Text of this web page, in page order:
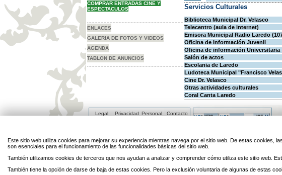
COMPRAR ENTRADAS CINE Y
ESPECTACULOS
ENLACES
GALERIA DE FOTOS Y VIDEOS
AGENDA
TABLON DE ANUNCIOS
Servicios Culturales
Biblioteca Municipal Dr. Velasco
Telecentro (aula de internet)
Emisora Municipal Radio Laredo
Oficina de Información Juvenil
Oficina de información Universitaria
Salón de actos
Escolania de Laredo
Ludoteca Municipal "Francisco
Cine Dr. Velasco
Otras actividades culturales
Coral Canta Laredo
Legal Privacidad Personal Contacto
Este sitio web utiliza cookies para mejorar su experiencia mientras navega por el sitio web. De estas cookies,
son esenciales para el funcionamiento de las funcionalidades básicas del sitio web.
También utilizamos cookies de terceros que nos ayudan a analizar y comprender cómo utiliza este sitio web.
También tiene la opción de darse de baja de estas cookies. Pero la exclusión voluntaria de algunas de estas